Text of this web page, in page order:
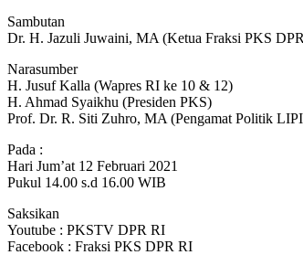
Sambutan
Dr. H. Jazuli Juwaini, MA (Ketua Fraksi PKS
Narasumber
H. Jusuf Kalla (Wapres RI ke 10 & 12)
H. Ahmad Syaikhu (Presiden PKS)
Prof. Dr. R. Siti Zuhro, MA (Pengamat Politik
Pada :
Hari Jum’at 12 Februari 2021
Pukul 14.00 s.d 16.00 WIB
Saksikan
Youtube : PKSTV DPR RI
Facebook : Fraksi PKS DPR RI